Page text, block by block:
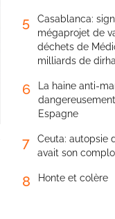
5
Casablanca:
mégaprojet de
déchets de
milliards de
6
La haine anti-
Espagne
7
Ceuta: autopsie
avait son
8 Honte et colère